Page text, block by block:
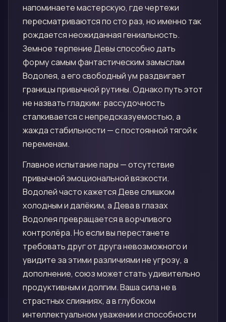
напоминаете мастерскую, где чертежи
пересматриваются по сто раз, но именно так
рождается неожиданная гениальность.
Земное терпение Девы способно дать
форму самым фантастическим замыслам
Водолея, а его свободный ум раздвигает
границы привычной рутины. Однако путь этот
не назвать гладким: рассудочность
сталкивается с непредсказуемостью, а
жажда стабильности — с постоянной тягой к
переменам.
Главное испытание пары — отсутствие
привычной эмоциональной вязкости.
Водолей часто кажется Деве слишком
холодным и далёким, а Дева в глазах
Водолея превращается в ворчливого
контролёра. Но если вы перестанете
требовать друг от друга невозможного и
увидите за этими различиями не угрозу, а
дополнение, союз может стать удивительно
продуктивным и долгим. Ваша сила не в
страстных слияниях, а в глубоком
интеллектуальном уважении и способности